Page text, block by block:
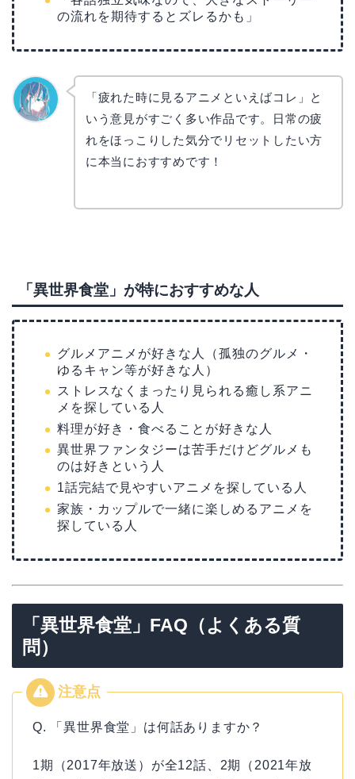
の流れを期待するとズレるかも」
「疲れた時に見るアニメといえばコレ」と
いう意見がすごく多い作品です。日常の疲
れをほっこりした気分でリセットしたい方
に本当におすすめです！
「異世界食堂」が特におすすめな人
グルメアニメが好きな人（孤独のグルメ・
ゆるキャン等が好きな人）
ストレスなくまったり見られる癒し系アニ
メを探している人
料理が好き・食べることが好きな人
異世界ファンタジーは苦手だけどグルメも
のは好きという人
1話完結で見やすいアニメを探している人
家族・カップルで一緒に楽しめるアニメを
探している人
「異世界食堂」FAQ（よくある質
問）
Q. 「異世界食堂」は何話ありますか？
1期（2017年放送）が全12話、2期（2021年放